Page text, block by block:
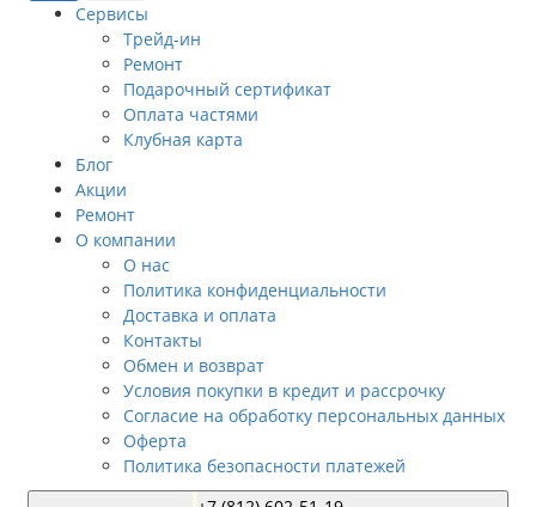
Сервисы
Трейд-ин
Ремонт
Подарочный сертификат
Оплата частями
Клубная карта
Блог
Акции
Ремонт
О компании
О нас
Политика конфиденциальности
Доставка и оплата
Контакты
Обмен и возврат
Условия покупки в кредит и рассрочку
Согласие на обработку персональных данных
Оферта
Политика безопасности платежей